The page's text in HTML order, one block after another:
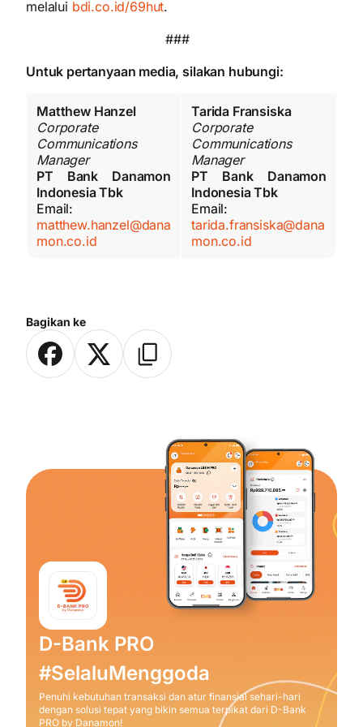
Bagikan ke
melalui bdi.co.id/69hut.
###
Untuk pertanyaan media, silakan hubungi:
Matthew Hanzel
Corporate
Communications
Manager
PT Bank Danamon
Indonesia Tbk
Email:
matthew.hanzel@dana
mon.co.id
Tarida Fransiska
Corporate
Communications
Manager
PT Bank Danamon
Indonesia Tbk
Email:
tarida.fransiska@dana
mon.co.id
D-Bank PRO
#SelaluMenggoda
Penuhi kebutuhan transaksi dan atur finansial sehari-hari
dengan solusi tepat yang bikin semua terpikat dari D-Bank
PRO by Danamon!